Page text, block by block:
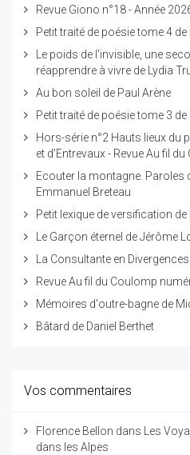
Revue Giono n°18 - Année
Petit traité de poésie tome 4
Le poids de l'invisible, une
réapprendre à vivre de Lydia
Au bon soleil de Paul Arène
Petit traité de poésie tome 3
Hors-série n°2 Hauts lieux du
et d'Entrevaux - Revue Au fil
Ecouter la montagne. Paroles
Emmanuel Breteau
Petit lexique de versification
Le Garçon éternel de Jérôme
La Consultante en
Revue Au fil du Coulomp
Mémoires d'outre-bagne de
Bâtard de Daniel Berthet
Vos commentaires
Florence Bellon dans
Les
dans les Alpes